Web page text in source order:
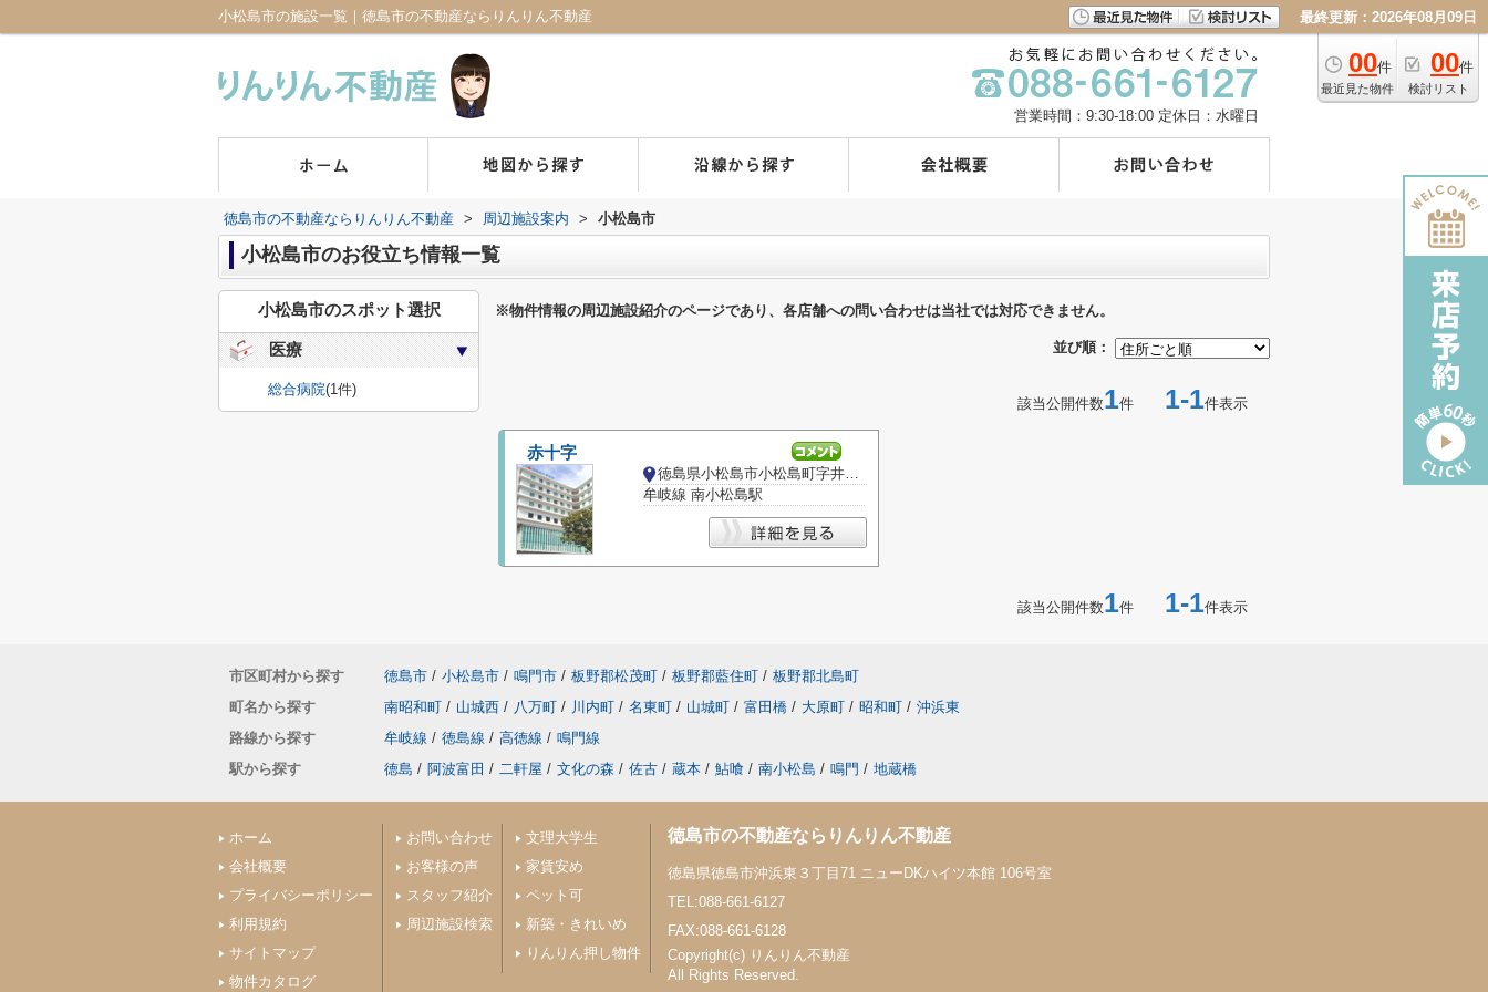
小松島市の施設一覧｜徳島市の不動産ならりんりん不動産 最終更新：2026年08月09日
00件
最近見た物件
00件
検討リスト
営業時間：9:30-18:00 定休日：水曜日
徳島市の不動産ならりんりん不動産 > 周辺施設案内 > 小松島市
小松島市のお役立ち情報一覧
※物件情報の周辺施設紹介のページであり、各店舗への問い合わせは当社では対応できません。
並び順：
該当公開件数1件 1-1件表示
赤十字
徳島県小松島市小松島町字井利ノ口
牟岐線 南小松島駅
該当公開件数1件 1-1件表示
小松島市のスポット選択
医療
総合病院(1件)
市区町村から探す 徳島市 / 小松島市 / 鳴門市 / 板野郡松茂町 / 板野郡藍住町 / 板野郡北島町
町名から探す
南昭和町 / 山城西 / 八万町 / 川内町 / 名東町 / 山城町 / 富田橋 / 大原町 / 昭和町 / 沖浜東
路線から探す
牟岐線 / 徳島線 / 高徳線 / 鳴門線
駅から探す
徳島 / 阿波富田 / 二軒屋 / 文化の森 / 佐古 / 蔵本 / 鮎喰 / 南小松島 / 鳴門 / 地蔵橋
ホーム
会社概要
プライバシーポリシー
利用規約
サイトマップ
物件カタログ
お問い合わせ
お客様の声
スタッフ紹介
周辺施設検索
文理大学生
家賃安め
ペット可
新築・きれいめ
りんりん押し物件
徳島市の不動産ならりんりん不動産
徳島県徳島市沖浜東３丁目71 ニューDKハイツ本館 106号室
TEL:088-661-6127
FAX:088-661-6128
Copyright(c) りんりん不動産
All Rights Reserved.